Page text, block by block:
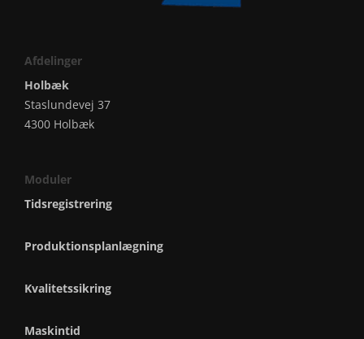
Afdelinger
Holbæk
Staslundevej 37
4300 Holbæk
Moduler
Tidsregistrering
Produktionsplanlægning
Kvalitetssikring
Maskintid